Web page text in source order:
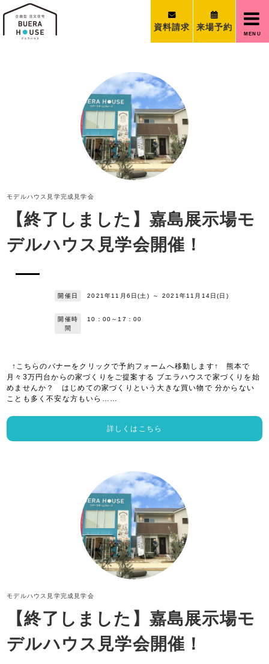
資料請求 来場予約
MENU
モデルハウス見学完成見学会
【終了しました】嘉島展示場モ
デルハウス見学会開催！
開催日 2021年11月6日(土) ～ 2021年11月14日(日)
開催時
間
10：00～17：00
↑こちらのバナーをクリックで予約フォームへ移動します↑ 熊本で
月々3万円台からの家づくりをご提案する ブエラハウスで家づくりを始
めませんか？ はじめての家づくりという大きな買い物で 分からない
ことも多く不安な方もいら……
詳しくはこちら
モデルハウス見学完成見学会
【終了しました】嘉島展示場モ
デルハウス見学会開催！